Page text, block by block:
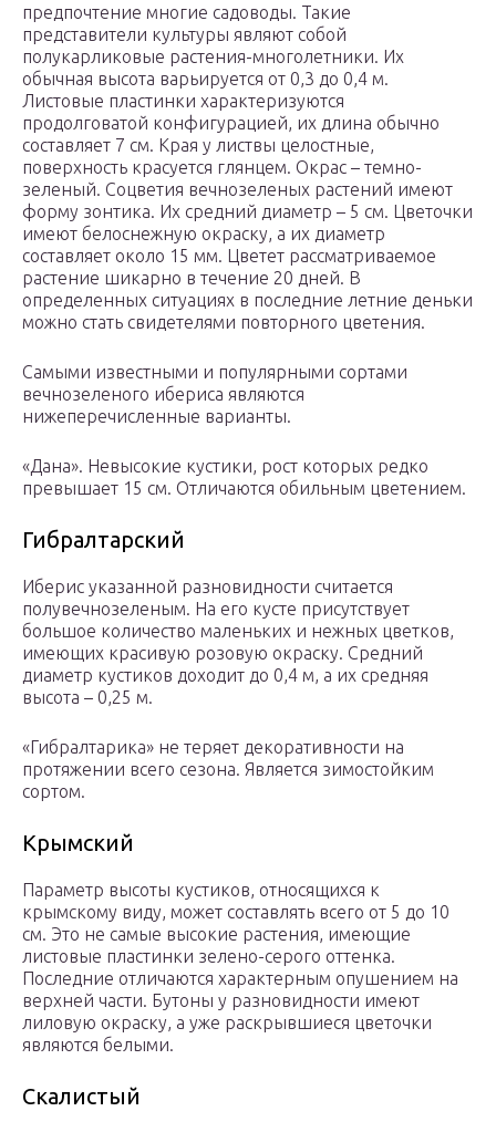
предпочтение многие садоводы. Такие
представители культуры являют собой
полукарликовые растения-многолетники. Их
обычная высота варьируется от 0,3 до 0,4 м.
Листовые пластинки характеризуются
продолговатой конфигурацией, их длина обычно
составляет 7 см. Края у листвы целостные,
поверхность красуется глянцем. Окрас – темно-
зеленый. Соцветия вечнозеленых растений имеют
форму зонтика. Их средний диаметр – 5 см. Цветочки
имеют белоснежную окраску, а их диаметр
составляет около 15 мм. Цветет рассматриваемое
растение шикарно в течение 20 дней. В
определенных ситуациях в последние летние деньки
можно стать свидетелями повторного цветения.
Самыми известными и популярными сортами
вечнозеленого ибериса являются
нижеперечисленные варианты.
«Дана». Невысокие кустики, рост которых редко
превышает 15 см. Отличаются обильным цветением.
Гибралтарский
Иберис указанной разновидности считается
полувечнозеленым. На его кусте присутствует
большое количество маленьких и нежных цветков,
имеющих красивую розовую окраску. Средний
диаметр кустиков доходит до 0,4 м, а их средняя
высота – 0,25 м.
«Гибралтарика» не теряет декоративности на
протяжении всего сезона. Является зимостойким
сортом.
Крымский
Параметр высоты кустиков, относящихся к
крымскому виду, может составлять всего от 5 до 10
см. Это не самые высокие растения, имеющие
листовые пластинки зелено-серого оттенка.
Последние отличаются характерным опушением на
верхней части. Бутоны у разновидности имеют
лиловую окраску, а уже раскрывшиеся цветочки
являются белыми.
Скалистый